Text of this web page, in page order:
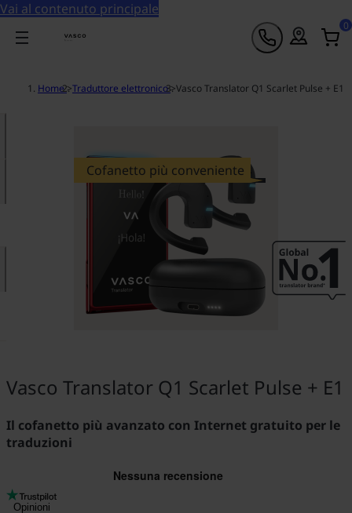
Vai al contenuto principale
0
Home >Traduttore elettronico >Vasco Translator Q1 Scarlet Pulse + E1
Cofanetto più conveniente
Vasco Translator Q1 Scarlet Pulse + E1
Il cofanetto più avanzato con Internet gratuito per le
traduzioni
Opinioni